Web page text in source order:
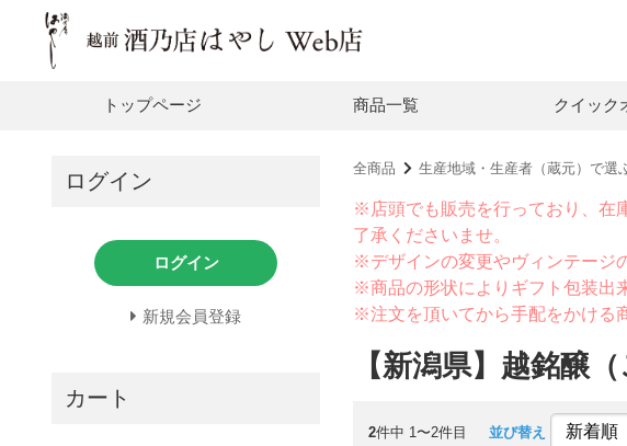
トップページ 商品一覧 クイック
全商品 生産地域・生産者（蔵元）で選
※店頭でも販売を行っており、在
了承くださいませ。
※デザインの変更やヴィンテージ
※商品の形状によりギフト包装出
※注文を頂いてから手配をかける
【新潟県】越銘醸
2件中 1〜2件目 並び替え
ログイン
ログイン
新規会員登録
カート